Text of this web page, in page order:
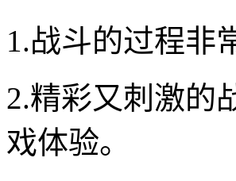
1.战斗的过程非
2.精彩又刺激的
戏体验。